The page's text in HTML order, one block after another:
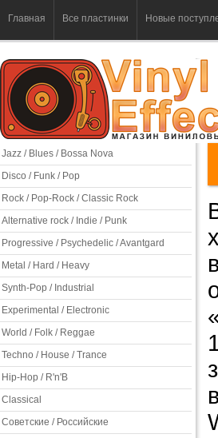
Главная Все пластинки Новые
Jazz / Blues / Bossa Nova
Disco / Funk / Pop
Rock / Pop-Rock / Classic Rock
Alternative rock / Indie / Punk
Progressive / Psychedelic / Avantgard
Metal / Hard / Heavy
Synth-Pop / Industrial
Experimental / Electronic
World / Folk / Reggae
Techno / House / Trance
Hip-Hop / R'n'B
Classical
Советские / Российские